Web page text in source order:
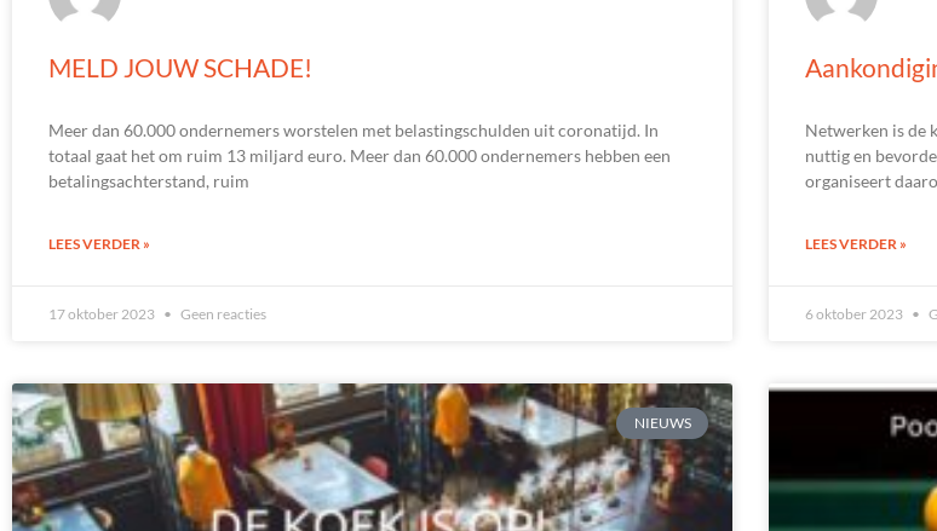
MELD JOUW SCHADE!
Meer dan 60.000 ondernemers worstelen met belastingschulden uit coronatijd. In
totaal gaat het om ruim 13 miljard euro. Meer dan 60.000 ondernemers hebben een
betalingsachterstand, ruim
LEES VERDER »
17 oktober 2023 Geen reacties
Netwerken is de
nuttig en
organiseert
LEES VERDER »
6 oktober 2023
NIEUWS